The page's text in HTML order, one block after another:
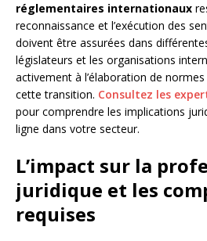
réglementaires internationaux
reconnaissance et l’exécution des
doivent être assurées dans
législateurs et les organisations
activement à l’élaboration de
cette transition. Consultez les
pour comprendre les implications
ligne dans votre secteur.
L’impact sur la
juridique et les
requises